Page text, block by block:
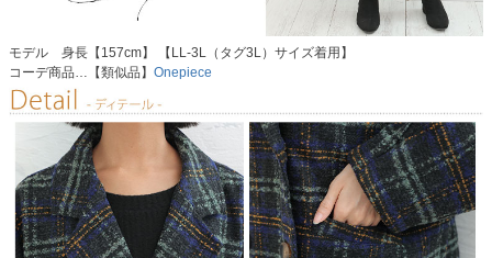
モデル 身長【157cm】 【LL-3L（タグ3L）サイズ着用】
コーデ商品…【類似品】 Onepiece